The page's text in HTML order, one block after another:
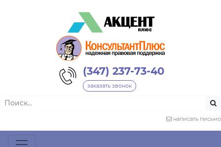
(347) 237-73-40
заказать звонок
написать письмо